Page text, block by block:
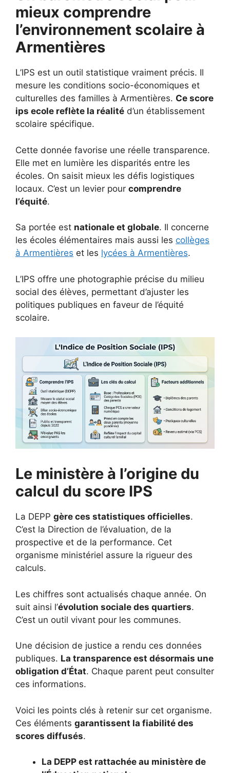
mieux comprendre
l’environnement scolaire à
Armentières
L’IPS est un outil statistique vraiment précis. Il
mesure les conditions socio-économiques et
culturelles des familles à Armentières. Ce score
ips ecole reflète la réalité d’un établissement
scolaire spécifique.
Cette donnée favorise une réelle transparence.
Elle met en lumière les disparités entre les
écoles. On saisit mieux les défis logistiques
locaux. C’est un levier pour comprendre
l’équité.
Sa portée est nationale et globale. Il concerne
les écoles élémentaires mais aussi les collèges
à Armentières et les lycées à Armentières.
L’IPS offre une photographie précise du milieu
social des élèves, permettant d’ajuster les
politiques publiques en faveur de l’équité
scolaire.
Le ministère à l’origine du
calcul du score IPS
La DEPP gère ces statistiques officielles.
C’est la Direction de l’évaluation, de la
prospective et de la performance. Cet
organisme ministériel assure la rigueur des
calculs.
Les chiffres sont actualisés chaque année. On
suit ainsi l’évolution sociale des quartiers.
C’est un outil vivant pour les communes.
Une décision de justice a rendu ces données
publiques. La transparence est désormais une
obligation d’État. Chaque parent peut consulter
ces informations.
Voici les points clés à retenir sur cet organisme.
Ces éléments garantissent la fiabilité des
scores diffusés.
La DEPP est rattachée au ministère de